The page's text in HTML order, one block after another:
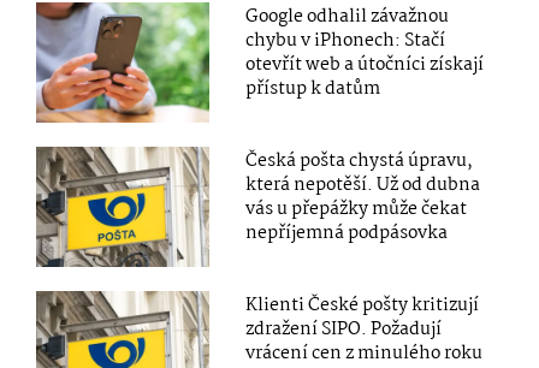
Google odhalil závažnou
chybu v iPhonech: Stačí
otevřít web a útočníci získají
přístup k datům
Česká pošta chystá úpravu,
která nepotěší. Už od dubna
vás u přepážky může čekat
nepříjemná podpásovka
Klienti České pošty kritizují
zdražení SIPO. Požadují
vrácení cen z minulého roku